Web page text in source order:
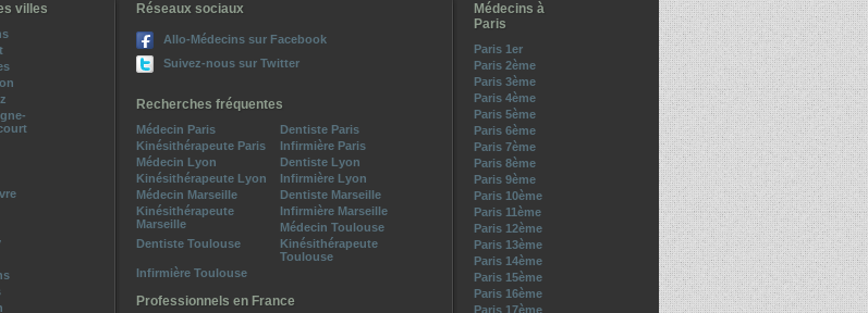
villes Réseaux sociaux
Allo-Médecins sur Facebook
Suivez-nous sur Twitter
Recherches fréquentes
Médecin Paris
Dentiste Paris
Kinésithérapeute Paris
Infirmière Paris
Médecin Lyon
Dentiste Lyon
Kinésithérapeute Lyon
Infirmière Lyon
Médecin Marseille
Dentiste Marseille
Kinésithérapeute
Marseille
Infirmière Marseille
Médecin Toulouse
Dentiste Toulouse
Kinésithérapeute
Toulouse
Infirmière Toulouse
Professionnels en France
Médecins à
Paris
Paris 1er
Paris 2ème
Paris 3ème
Paris 4ème
Paris 5ème
Paris 6ème
Paris 7ème
Paris 8ème
Paris 9ème
Paris 10ème
Paris 11ème
Paris 12ème
Paris 13ème
Paris 14ème
Paris 15ème
Paris 16ème
Paris 17ème